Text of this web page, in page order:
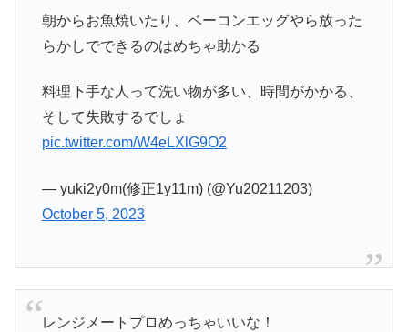
朝からお魚焼いたり、ベーコンエッグやら放った
らかしでできるのはめちゃ助かる
料理下手な人って洗い物が多い、時間がかかる、
そして失敗するでしょ
pic.twitter.com/W4eLXlG9O2
— yuki2y0m(修正1y11m) (@Yu20211203)
October 5, 2023
レンジメートプロめっちゃいいな！